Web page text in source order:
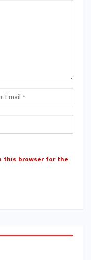
this browser for the